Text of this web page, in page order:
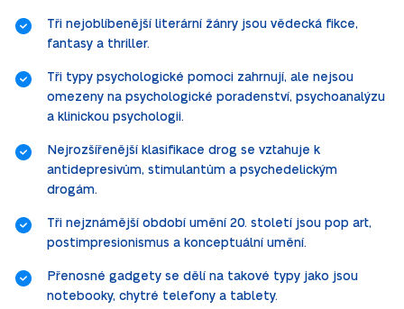
Tři nejoblíbenější literární žánry jsou vědecká fikce,
fantasy a thriller.
Tři typy psychologické pomoci zahrnují, ale nejsou
omezeny na psychologické poradenství, psychoanalýzu
a klinickou psychologii.
Nejrozšířenější klasifikace drog se vztahuje k
antidepresivům, stimulantům a psychedelickým
drogám.
Tři nejznámější období umění 20. století jsou pop art,
postimpresionismus a konceptuální umění.
Přenosné gadgety se dělí na takové typy jako jsou
notebooky, chytré telefony a tablety.